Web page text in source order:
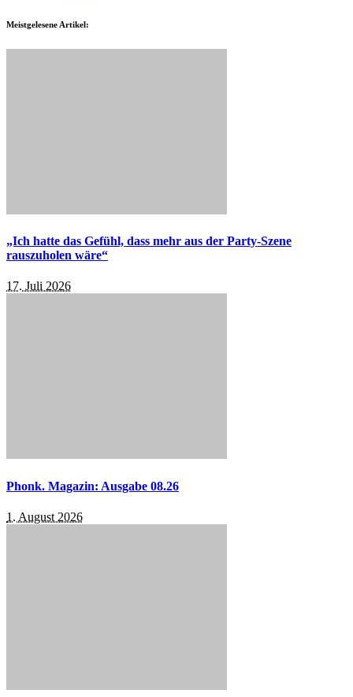
Meistgelesene Artikel:
„Ich hatte das Gefühl, dass mehr aus der Party-Szene
rauszuholen wäre“
17. Juli 2026
Phonk. Magazin: Ausgabe 08.26
1. August 2026